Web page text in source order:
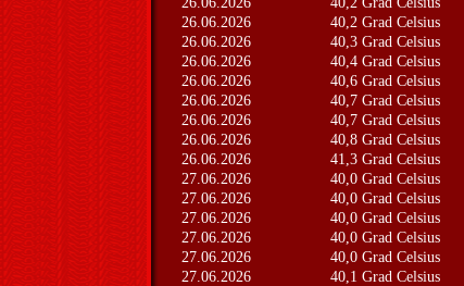
26.06.2026
40,2 Grad Celsius
26.06.2026
40,3 Grad Celsius
26.06.2026
40,4 Grad Celsius
26.06.2026
40,6 Grad Celsius
26.06.2026
40,7 Grad Celsius
26.06.2026
40,7 Grad Celsius
26.06.2026
40,8 Grad Celsius
26.06.2026
41,3 Grad Celsius
27.06.2026
40,0 Grad Celsius
27.06.2026
40,0 Grad Celsius
27.06.2026
40,0 Grad Celsius
27.06.2026
40,0 Grad Celsius
27.06.2026
40,0 Grad Celsius
27.06.2026
40,1 Grad Celsius